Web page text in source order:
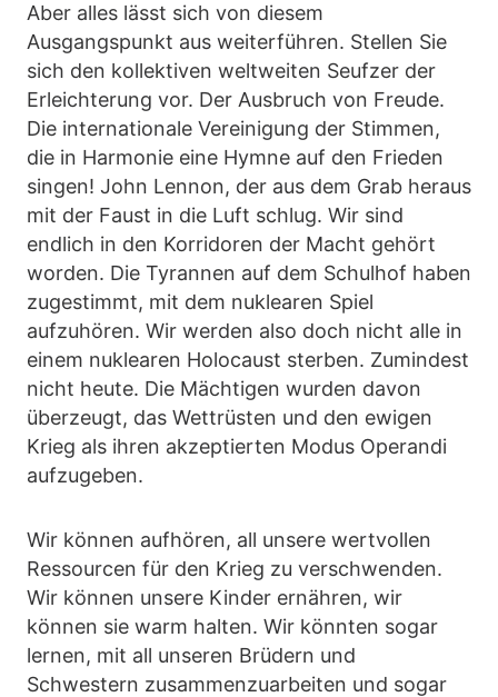
Aber alles lässt sich von diesem
Ausgangspunkt aus weiterführen. Stellen Sie
sich den kollektiven weltweiten Seufzer der
Erleichterung vor. Der Ausbruch von Freude.
Die internationale Vereinigung der Stimmen,
die in Harmonie eine Hymne auf den Frieden
singen! John Lennon, der aus dem Grab heraus
mit der Faust in die Luft schlug. Wir sind
endlich in den Korridoren der Macht gehört
worden. Die Tyrannen auf dem Schulhof haben
zugestimmt, mit dem nuklearen Spiel
aufzuhören. Wir werden also doch nicht alle in
einem nuklearen Holocaust sterben. Zumindest
nicht heute. Die Mächtigen wurden davon
überzeugt, das Wettrüsten und den ewigen
Krieg als ihren akzeptierten Modus Operandi
aufzugeben.
Wir können aufhören, all unsere wertvollen
Ressourcen für den Krieg zu verschwenden.
Wir können unsere Kinder ernähren, wir
können sie warm halten. Wir könnten sogar
lernen, mit all unseren Brüdern und
Schwestern zusammenzuarbeiten und sogar